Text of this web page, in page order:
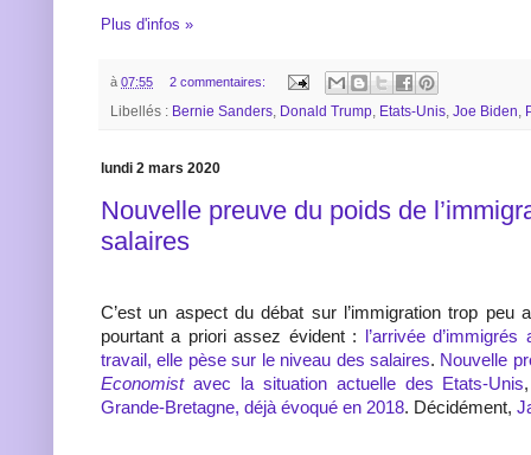
Plus d'infos »
à 07:55 2 commentaires:
Libellés : Bernie Sanders, Donald Trump, Etats-Unis, Joe Biden,
lundi 2 mars 2020
Nouvelle preuve du poids de
salaires
C’est un aspect du débat sur l’immigration trop peu
pourtant a priori assez évident :
l’arrivée
travail, elle pèse sur le niveau des salaires. Nouvelle
Economistavec la situation actuelle des Etats-Unis
Grande-Bretagne, déjà évoqué en 2018. Décidément,